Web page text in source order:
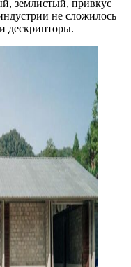
землистый, привкус
не сложилось
дескрипторы.